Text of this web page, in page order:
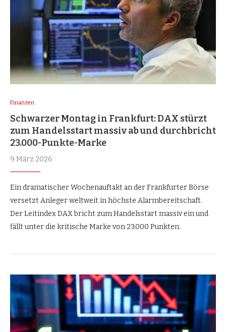
Finanzen
Schwarzer Montag in Frankfurt: DAX stürzt
zum Handelsstart massiv ab und durchbricht
23.000-Punkte-Marke
9 März 2026
Ein dramatischer Wochenauftakt an der Frankfurter Börse
versetzt Anleger weltweit in höchste Alarmbereitschaft.
Der Leitindex DAX bricht zum Handelsstart massiv ein und
fällt unter die kritische Marke von 23.000 Punkten.